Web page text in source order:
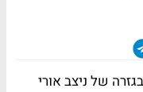
של ניצב אורי